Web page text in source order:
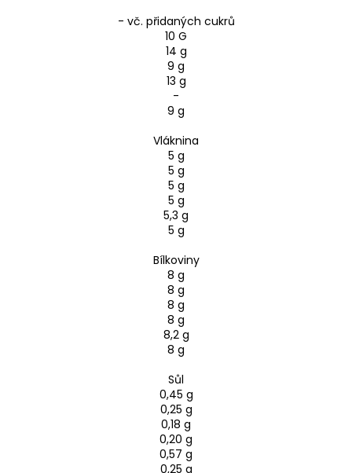
- vč. přidaných cukrů
10 G
14 g
9 g
13 g
-
9 g
Vláknina
5 g
5 g
5 g
5 g
5,3 g
5 g
Bílkoviny
8 g
8 g
8 g
8 g
8,2 g
8 g
Sůl
0,45 g
0,25 g
0,18 g
0,20 g
0,57 g
0,25 g